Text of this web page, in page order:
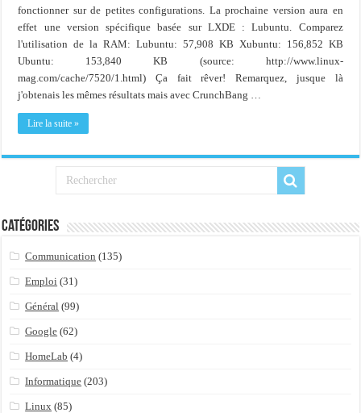
Veille technologique du 17-01-2016
Bonne année 2016 et rétro 2015
Memento - Centos revenir en arrière après un yum update
Importer du contenu XML dans une table SQL serveur
OnlyOffice, une solution CRM/Gestion documents et plus encore...
fonctionner sur de petites configurations. La prochaine version aura en
effet une version spécifique basée sur LXDE : Lubuntu. Comparez
l'utilisation de la RAM: Lubuntu: 57,908 KB Xubuntu: 156,852 KB
Ubuntu: 153,840 KB (source: http://www.linux-
mag.com/cache/7520/1.html) Ça fait rêver! Remarquez, jusque là
j'obtenais les mêmes résultats mais avec CrunchBang …
Lire la suite »
Catégories
Communication (135)
Emploi (31)
Général (99)
Google (62)
HomeLab (4)
Informatique (203)
Linux (85)